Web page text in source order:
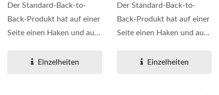
Der Standard-Back-to-
Back-Produkt hat auf einer
Seite einen Haken und auf
Einzelheiten
Der Standard-Back-to-
Back-Produkt hat auf einer
Seite einen Haken und auf
Einzelheiten